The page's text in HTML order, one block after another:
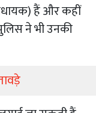
हैं और कहीं
ने भी उनकी